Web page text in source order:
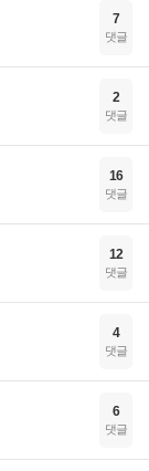
7
댓글
2
댓글
16
댓글
12
댓글
4
댓글
6
댓글